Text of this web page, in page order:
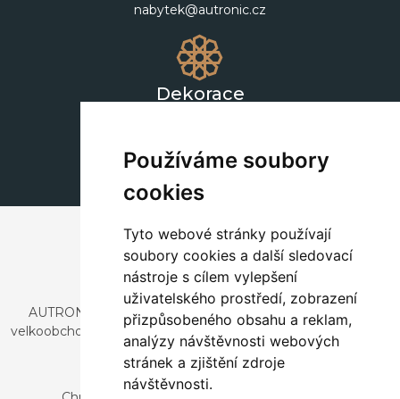
Používáme soubory
cookies
Tyto webové stránky používají
soubory cookies a další sledovací
nástroje s cílem vylepšení
uživatelského prostředí, zobrazení
přizpůsobeného obsahu a reklam,
analýzy návštěvnosti webových
stránek a zjištění zdroje
návštěvnosti.
nabytek@autronic.cz
Dekorace
AUTRONIC, s.r.o. je společnost zabývající se dovozem a
velkoobchodním prodejem designového i stylového nábytku
a dekorací.
Česká republika